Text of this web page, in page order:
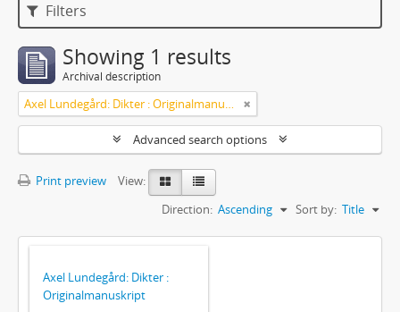
Filters
Showing 1 results
Archival description
Axel Lundegård: Dikter : Originalmanuskript
Advanced search options
Print preview
View:
Sort by: Title
Direction: Ascending
Axel Lundegård: Dikter :
Originalmanuskript